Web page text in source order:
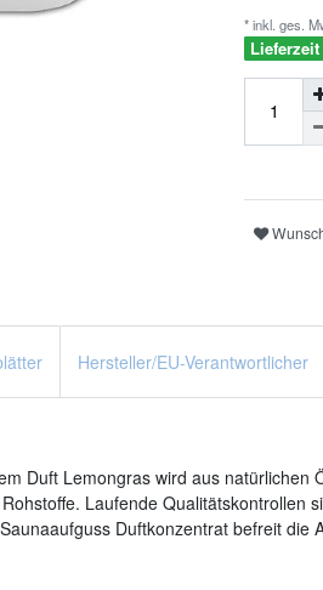
* inkl. ges.
Lieferzeit
Hersteller/EU-Verantwortlicher
Duft Lemongras wird aus natürlichen
Laufende Qualitätskontrollen
Duftkonzentrat befreit